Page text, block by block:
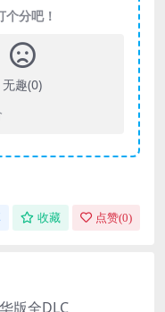
分吧！
无趣(0)
收藏 点赞(0)
版全DLC